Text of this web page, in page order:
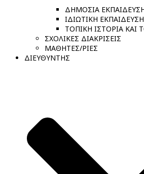
ΔΗΜΟΣΙΑ
ΙΔΙΩΤΙΚΗ ΕΚΠΑΙΔΕΥΣΗ
ΤΟΠΙΚΗ ΙΣΤΟΡΙΑ ΚΑΙ
ΣΧΟΛΙΚΕΣ ΔΙΑΚΡΙΣΕΙΣ
ΜΑΘΗΤΕΣ/ΡΙΕΣ
ΔΙΕΥΘΥΝΤΗΣ